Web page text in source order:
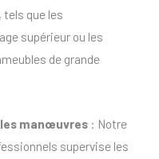
tels que les
supérieur ou les
de grande
manœuvres: Notre
supervise les